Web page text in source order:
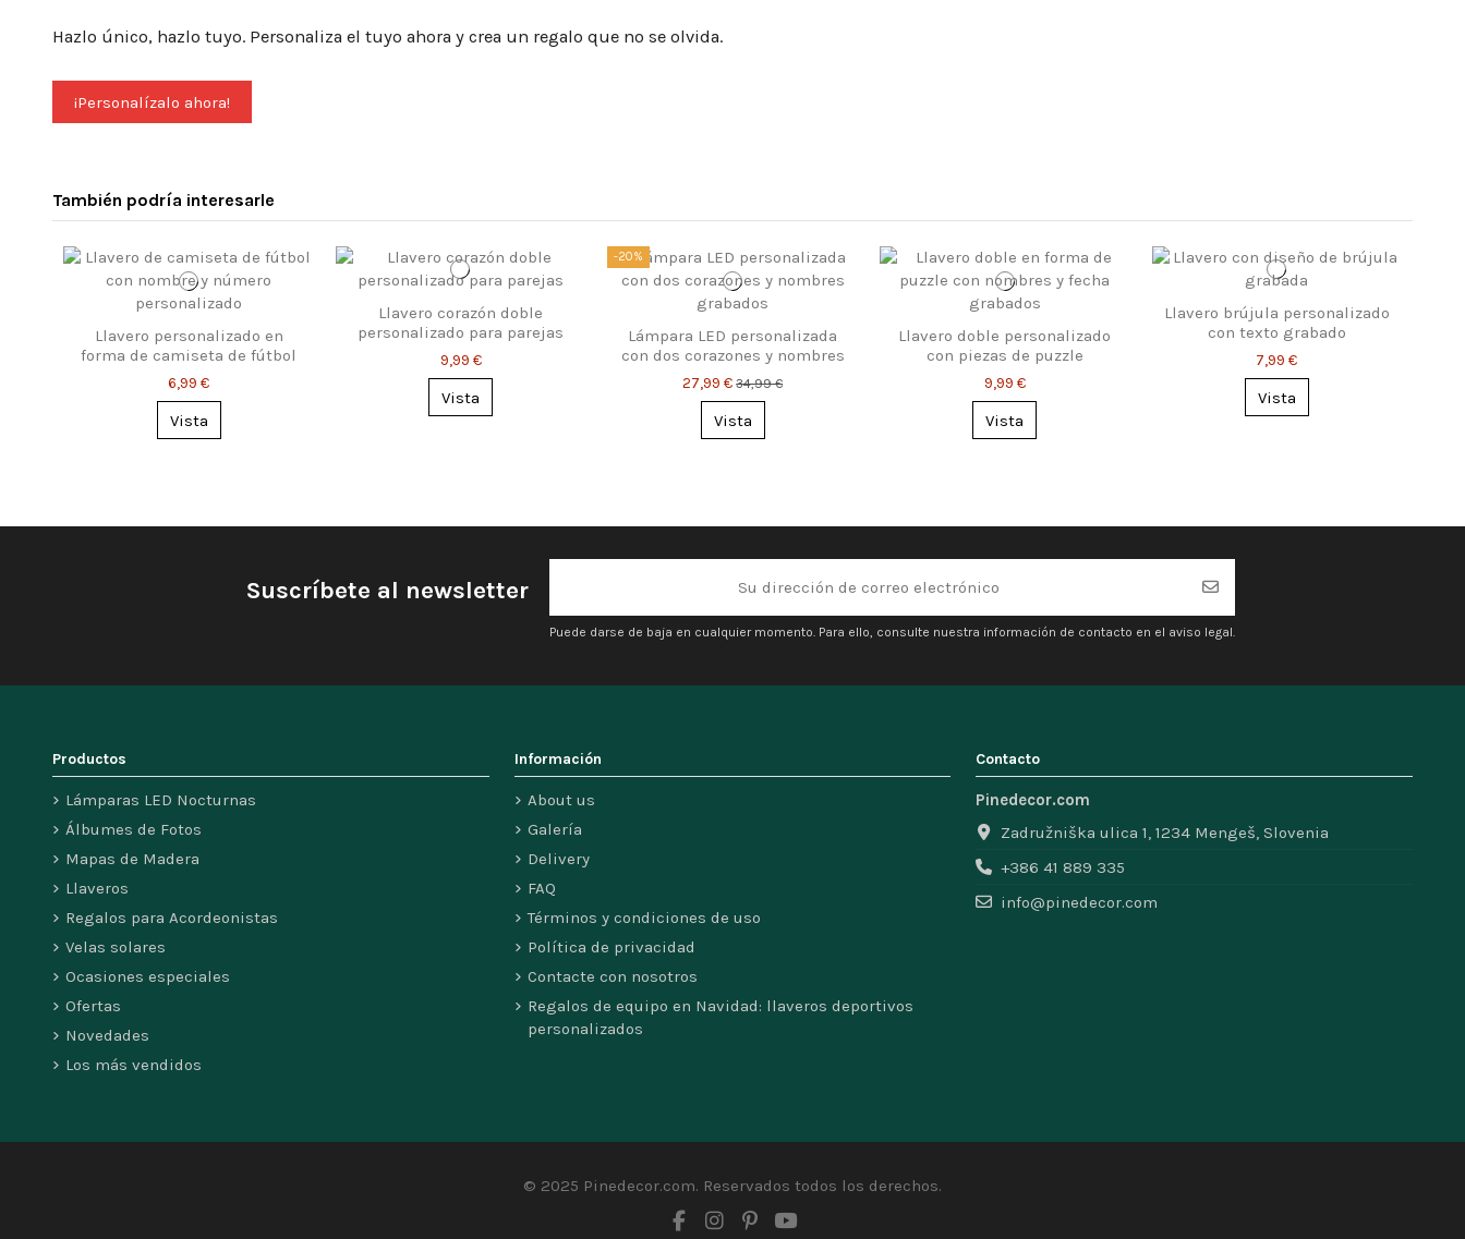
Hazlo único, hazlo tuyo. Personaliza el tuyo ahora y crea un regalo que no se olvida.
¡Personalízalo ahora!
También podría interesarle
Llavero personalizado en
forma de camiseta de fútbol
6,99 €
Vista
Llavero corazón doble
personalizado para parejas
9,99 €
Vista
-20%
Lámpara LED personalizada
con dos corazones y nombres
– regalo romántico
27,99 €34,99 €
Vista
Llavero doble personalizado
con piezas de puzzle
9,99 €
Vista
Llavero brújula personalizado
con texto grabado
7,99 €
Vista
Suscríbete al newsletter
Puede darse de baja en cualquier momento. Para ello, consulte nuestra información de contacto en el aviso legal.
Productos
Lámparas LED Nocturnas
Álbumes de Fotos
Mapas de Madera
Llaveros
Regalos para Acordeonistas
Velas solares
Ocasiones especiales
Ofertas
Novedades
Los más vendidos
Información
About us
Galería
Delivery
FAQ
Términos y condiciones de uso
Política de privacidad
Contacte con nosotros
Regalos de equipo en Navidad: llaveros deportivos
personalizados
Contacto
Pinedecor.com
Zadružniška ulica 1, 1234 Mengeš, Slovenia
+386 41 889 335
info@pinedecor.com
© 2025 Pinedecor.com. Reservados todos los derechos.